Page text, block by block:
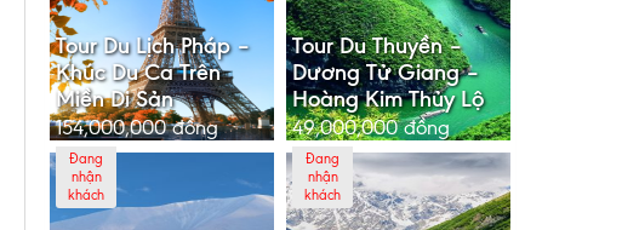
Tour Du Lịch Pháp –
Khúc Du Ca Trên
Miền Di Sản
154,000,000đồng
Tour Du Thuyền –
Dương Tử Giang –
Hoàng Kim Thủy Lộ
49,000,000đồng
Đang
nhận
khách
Đang
nhận
khách